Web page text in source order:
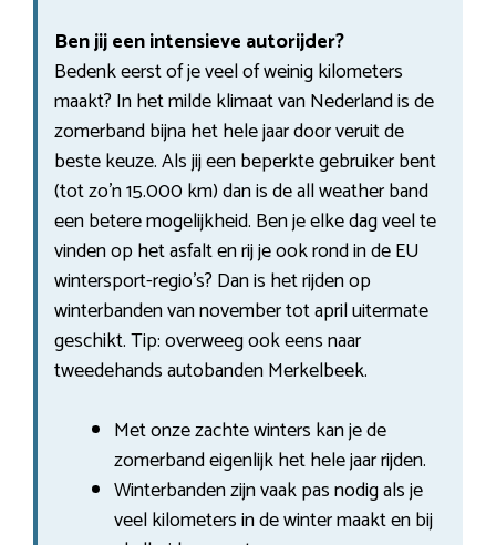
Ben jij een intensieve autorijder?
Bedenk eerst of je veel of weinig kilometers
maakt? In het milde klimaat van Nederland is de
zomerband bijna het hele jaar door veruit de
beste keuze. Als jij een beperkte gebruiker bent
(tot zo’n 15.000 km) dan is de all weather band
een betere mogelijkheid. Ben je elke dag veel te
vinden op het asfalt en rij je ook rond in de EU
wintersport-regio’s? Dan is het rijden op
winterbanden van november tot april uitermate
geschikt. Tip: overweeg ook eens naar
tweedehands autobanden Merkelbeek.
Met onze zachte winters kan je de
zomerband eigenlijk het hele jaar rijden.
Winterbanden zijn vaak pas nodig als je
veel kilometers in de winter maakt en bij